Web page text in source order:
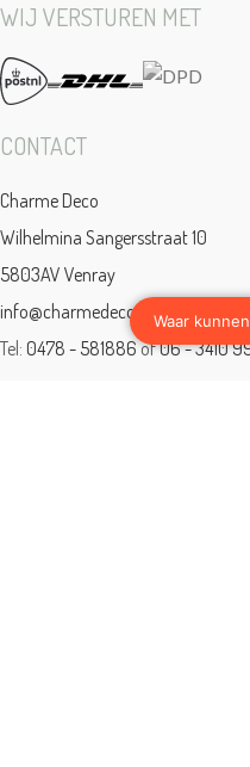
WIJ VERSTUREN MET
CONTACT
Charme Deco
Wilhelmina Sangersstraat 10
5803AV Venray
info@charmedeco.nl
Tel: 0478 - 581886of06 - 3410